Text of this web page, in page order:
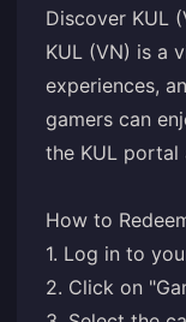
Discover KUL
KUL (VN) is a
experiences,
gamers can
the KUL portal
How to
1. Log in to
2. Click on